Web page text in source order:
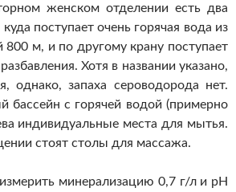
женском отделении есть два
поступает очень горячая вода из
800 м, и по другому крану поступает
Хотя в названии указано,
однако, запаха сероводорода нет.
бассейн с горячей водой (примерно
индивидуальные места для мытья.
стоят столы для массажа.
минерализацию 0,7 г/л и pH